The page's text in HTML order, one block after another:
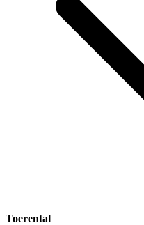
Toerental